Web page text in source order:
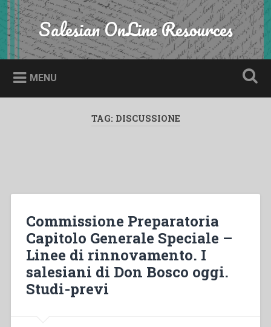
Skip
to
content
Search Salesian OnLine Resources
MENU
TAG: DISCUSSIONE
Commissione Preparatoria
Capitolo Generale Speciale –
Linee di rinnovamento. I
salesiani di Don Bosco oggi.
Studi-previ